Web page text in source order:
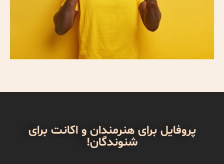
پروفایل برای هنرمندان و اکانت برای
شنوندگان!